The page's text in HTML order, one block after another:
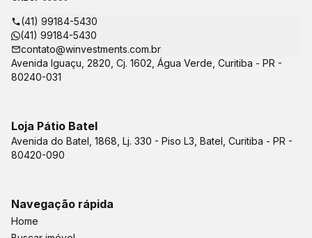
(41) 99184-5430
(41) 99184-5430
contato@winvestments.com.br
Avenida Iguaçu, 2820, Cj. 1602, Água Verde, Curitiba - PR -
80240-031
Loja Pátio Batel
Avenida do Batel, 1868, Lj. 330 - Piso L3, Batel, Curitiba - PR -
80420-090
Navegação rápida
Home